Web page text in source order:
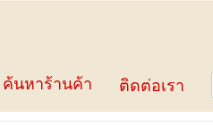
ค้นหาร้านค้า ติดต่อเรา